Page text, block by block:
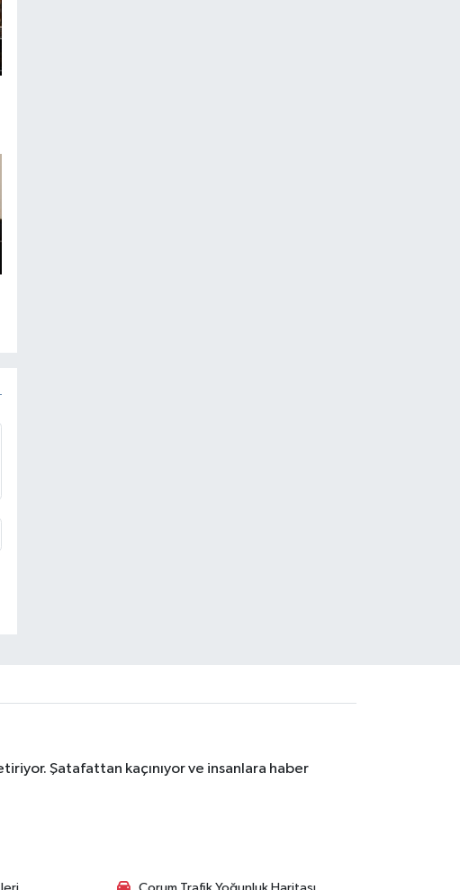
Şatafattan kaçınıyor ve insanlara haber